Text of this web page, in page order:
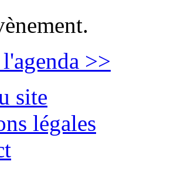
>>
site
légales